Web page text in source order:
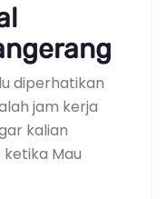
diperhatikan
jam kerja
kalian
Mau